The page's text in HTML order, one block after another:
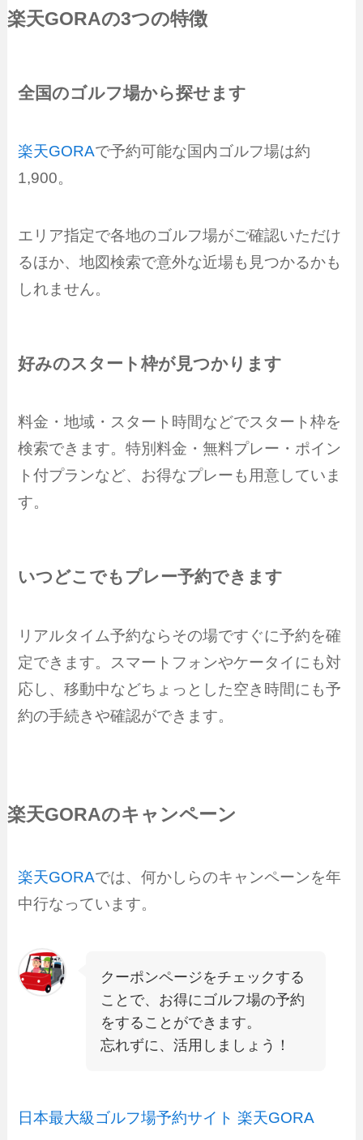
楽天GORAの3つの特徴
全国のゴルフ場から探せます
楽天GORAで予約可能な国内ゴルフ場は約
1,900。
エリア指定で各地のゴルフ場がご確認いただけ
るほか、地図検索で意外な近場も見つかるかも
しれません。
好みのスタート枠が見つかります
料金・地域・スタート時間などでスタート枠を
検索できます。特別料金・無料プレー・ポイン
ト付プランなど、お得なプレーも用意していま
す。
いつどこでもプレー予約できます
リアルタイム予約ならその場ですぐに予約を確
定できます。スマートフォンやケータイにも対
応し、移動中などちょっとした空き時間にも予
約の手続きや確認ができます。
楽天GORAのキャンペーン
楽天GORAでは、何かしらのキャンペーンを年
中行なっています。
クーポンページをチェックする
ことで、お得にゴルフ場の予約
をすることができます。
忘れずに、活用しましょう！
日本最大級ゴルフ場予約サイト 楽天GORA